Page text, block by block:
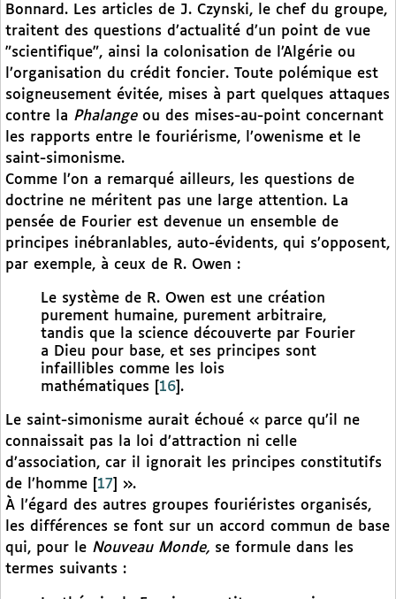
Bonnard. Les articles de J. Czynski, le chef du groupe,
traitent des questions d’actualité d’un point de vue
"scientifique", ainsi la colonisation de l’Algérie ou
l’organisation du crédit foncier. Toute polémique est
soigneusement évitée, mises à part quelques attaques
contre la Phalangeou des mises-au-point concernant
les rapports entre le fouriérisme, l’owenisme et le
saint-simonisme.
Comme l’on a remarqué ailleurs, les questions de
doctrine ne méritent pas une large attention. La
pensée de Fourier est devenue un ensemble de
principes inébranlables, auto-évidents, qui s’opposent,
par exemple, à ceux de R. Owen :
Le système de R. Owen est une création
purement humaine, purement arbitraire,
tandis que la science découverte par Fourier
a Dieu pour base, et ses principes sont
infaillibles comme les lois
mathématiques
16 .
Le saint-simonisme aurait échoué « parce qu’il ne
connaissait pas la loi d’attraction ni celle
d’association, car il ignorait les principes constitutifs
de l’homme
17
».
À l’égard des autres groupes fouriéristes organisés,
les différences se font sur un accord commun de base
qui, pour le Nouveau Monde, se formule dans les
termes suivants :